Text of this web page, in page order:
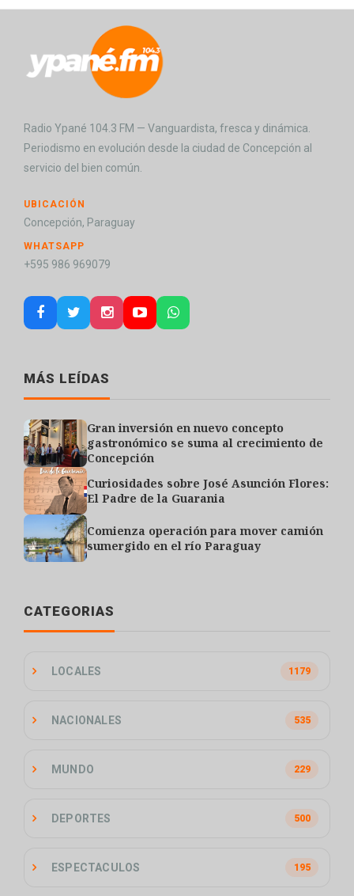
Radio Ypané 104.3 FM — Vanguardista, fresca y dinámica.
Periodismo en evolución desde la ciudad de Concepción al
servicio del bien común.
UBICACIÓN
Concepción, Paraguay
WHATSAPP
+595 986 969079
MÁS LEÍDAS
Gran inversión en nuevo concepto
gastronómico se suma al crecimiento de
Concepción
Curiosidades sobre José Asunción Flores:
El Padre de la Guarania
Comienza operación para mover camión
sumergido en el río Paraguay
CATEGORIAS
LOCALES 1179
NACIONALES 535
MUNDO 229
DEPORTES 500
ESPECTACULOS 195